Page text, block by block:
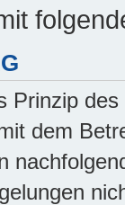
Prinzip
dem